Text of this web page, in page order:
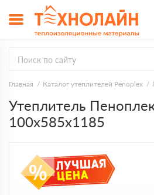
Главная Каталог утеплителей Penoplex
Утеплитель
100х585х1185